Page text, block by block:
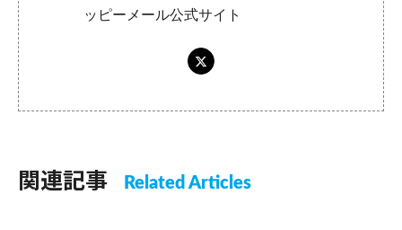
ッピーメール公式サイト
関連記事 Related Articles